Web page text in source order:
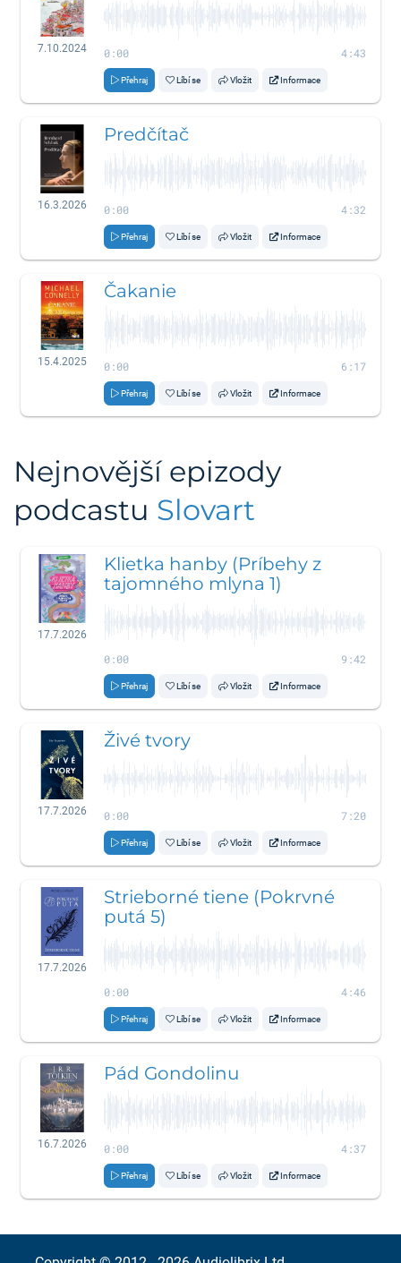
7.10.2024 0:00 4:43
Přehraj Líbí se Vložit Informace
16.3.2026
Predčítač
0:00 4:32
Přehraj Líbí se Vložit Informace
15.4.2025
Čakanie
0:00 6:17
Přehraj Líbí se Vložit Informace
Nejnovější epizody
podcastu Slovart
17.7.2026
Klietka hanby (Príbehy z
tajomného mlyna 1)
0:00 9:42
Přehraj Líbí se Vložit Informace
17.7.2026
Živé tvory
0:00 7:20
Přehraj Líbí se Vložit Informace
17.7.2026
Strieborné tiene (Pokrvné
putá 5)
0:00 4:46
Přehraj Líbí se Vložit Informace
16.7.2026
Pád Gondolinu
0:00 4:37
Přehraj Líbí se Vložit Informace